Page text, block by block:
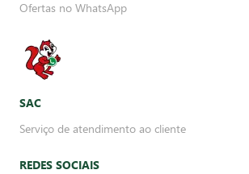
Ofertas no WhatsApp
SAC
Serviço de atendimento ao cliente
REDES SOCIAIS